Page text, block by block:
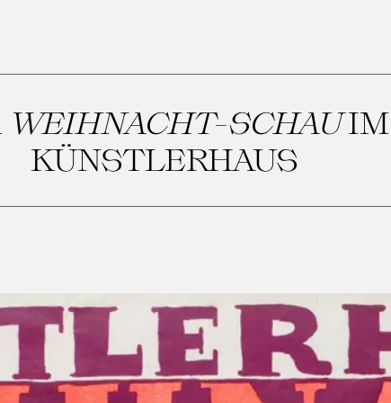
WEIHNACHT-SCHAUIM
KÜNSTLERHAUS